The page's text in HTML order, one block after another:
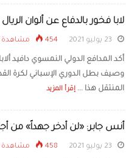
لابا فخور بالدفاع عن ألوان
454 مشاهدة
أكد المدافع الدولي النمسوي دافيد
المنتقل هذا ... إقرأ المزيد
أنس جابر: «لن أدخر جهداً» من
458 مشاهدة